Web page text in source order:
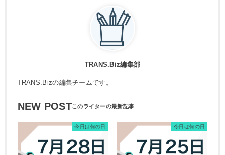
TRANS.Biz編集部
TRANS.Bizの編集チームです。
NEW POST
今日は何の日 今日は何の日